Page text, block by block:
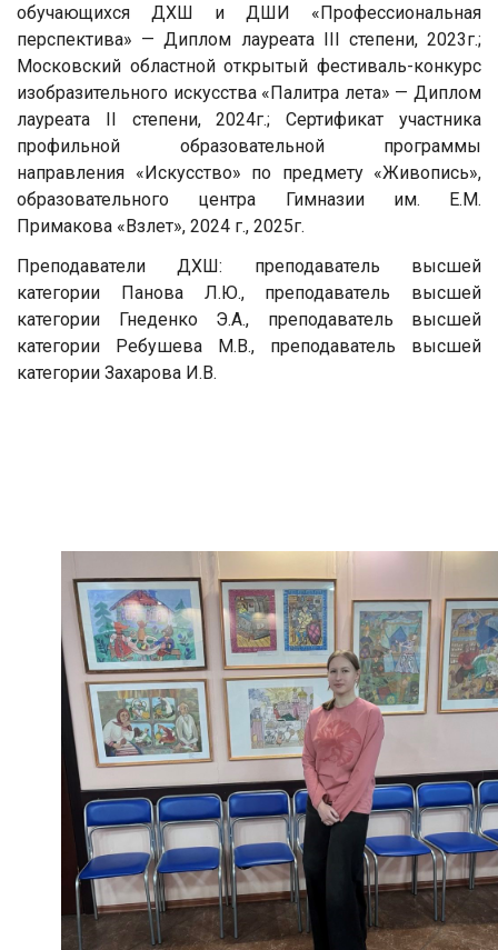
обучающихся ДХШ и ДШИ «Профессиональная
перспектива» — Диплом лауреата III степени, 2023г.;
Московский областной открытый фестиваль-конкурс
изобразительного искусства «Палитра лета» — Диплом
лауреата II степени, 2024г.; Сертификат участника
профильной образовательной программы
направления «Искусство» по предмету «Живопись»,
образовательного центра Гимназии им. Е.М.
Примакова «Взлет», 2024 г., 2025г.
Преподаватели ДХШ: преподаватель высшей
категории Панова Л.Ю., преподаватель высшей
категории Гнеденко Э.А., преподаватель высшей
категории Ребушева М.В., преподаватель высшей
категории Захарова И.В.